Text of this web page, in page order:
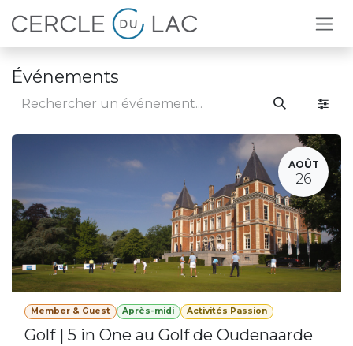
Se rendre au contenu
Événements
AOÛT
26
Member & Guest Après-midi Activités Passion
Golf | 5 in One au Golf de Oudenaarde